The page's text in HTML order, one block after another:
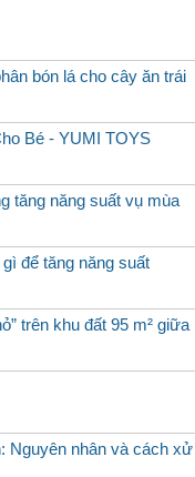
bón lá cho cây ăn trái
Bé - YUMI TOYS
tăng năng suất vụ mùa
để tăng năng suất
trên khu đất 95 m²
Nguyên nhân và cách